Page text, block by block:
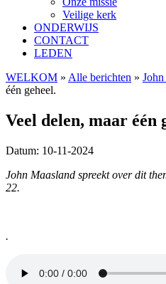
Veilige kerk
ONDERWIJS
CONTACT
LEDEN
WELKOM » Alle berichten »
één geheel.
Veel delen, maar één
Datum: 10-11-2024
John Maasland spreekt over dit
22.
.